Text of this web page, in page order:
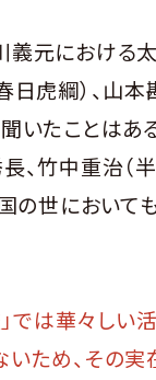
元における
日虎綱）、山本
いたことはあ
竹中重治（
の世において
では華々しい
ため、その